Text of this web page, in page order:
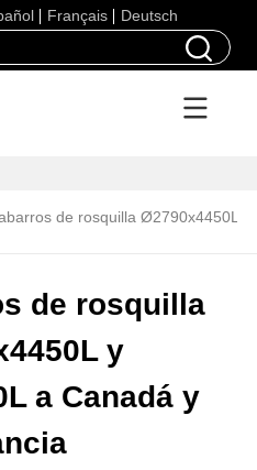
Français Deutsch
de rosquilla Ø2790x4450L
de rosquilla
y
a Canadá y